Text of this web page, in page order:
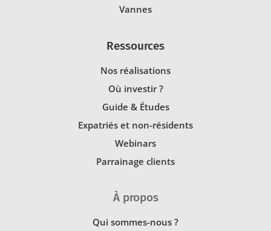
Vannes
Ressources
Nos réalisations
Où investir ?
Guide & Études
Expatriés et non-résidents
Webinars
Parrainage clients
À propos
Qui sommes-nous ?